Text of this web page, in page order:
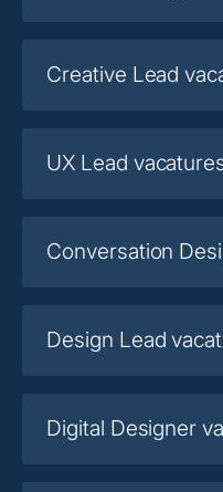
Creative Lead
UX Lead
Conversation
Design Lead
Digital Designer